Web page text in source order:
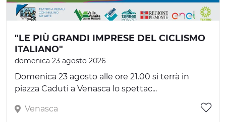
"LE PIÙ GRANDI IMPRESE DEL CICLISMO
ITALIANO"
domenica 23 agosto 2026
Domenica 23 agosto alle ore 21.00 si terrà in
piazza Caduti a Venasca lo spettac...
Venasca